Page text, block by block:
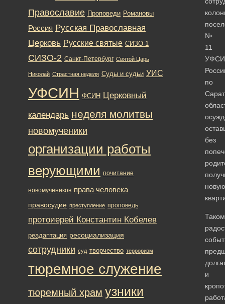
№
11
по
без
новую
и
Православие Проповеди Романовы
Россия Русская Православная
Церковь Русские святые СИЗО-1
СИЗО-2 Санкт-Петербург Святой Царь
Николай Страстная неделя Суды и судьи УИС
УФСИН ФСИН Церковный
календарь неделя молитвы
новомученики
организации работы
верующими почитание
новомучеников права человека
правосудие преступление проповедь
протоиерей Константин Кобелев
реадаптация ресоциализация
сотрудники суд творчество терроризм
тюремное служение
тюремный храм узники